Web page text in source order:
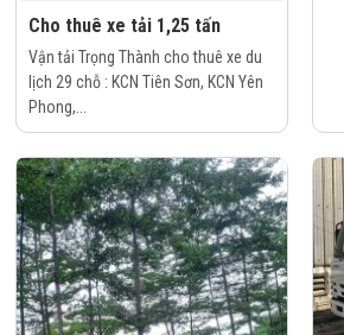
Cho thuê xe tải 1,25 tấn
Vận tải Trọng Thành cho thuê xe du
lịch 29 chỗ : KCN Tiên Sơn, KCN Yên
Phong,...